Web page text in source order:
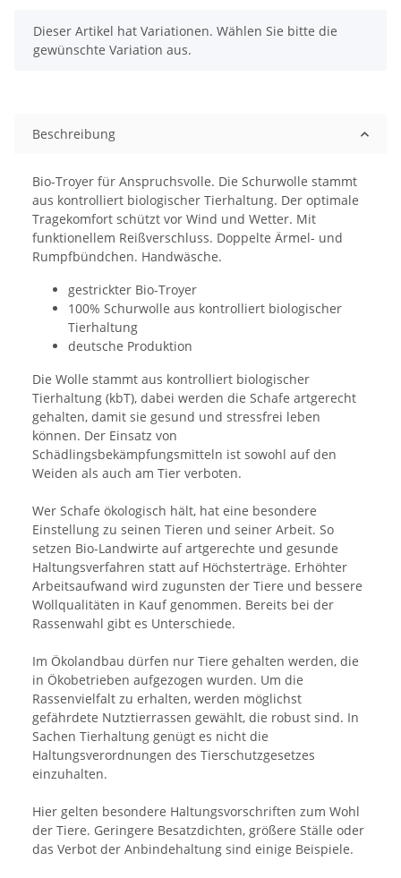
x
Dieser Artikel hat Variationen. Wählen Sie bitte die
gewünschte Variation aus.
Beschreibung
Bio-Troyer für Anspruchsvolle. Die Schurwolle stammt
aus kontrolliert biologischer Tierhaltung. Der optimale
Tragekomfort schützt vor Wind und Wetter. Mit
funktionellem Reißverschluss. Doppelte Ärmel- und
Rumpfbündchen. Handwäsche.
gestrickter Bio-Troyer
100% Schurwolle aus kontrolliert biologischer
Tierhaltung
deutsche Produktion
Die Wolle stammt aus kontrolliert biologischer
Tierhaltung (kbT), dabei werden die Schafe artgerecht
gehalten, damit sie gesund und stressfrei leben
können. Der Einsatz von
Schädlingsbekämpfungsmitteln ist sowohl auf den
Weiden als auch am Tier verboten.
Wer Schafe ökologisch hält, hat eine besondere
Einstellung zu seinen Tieren und seiner Arbeit. So
setzen Bio-Landwirte auf artgerechte und gesunde
Haltungsverfahren statt auf Höchsterträge. Erhöhter
Arbeitsaufwand wird zugunsten der Tiere und bessere
Wollqualitäten in Kauf genommen. Bereits bei der
Rassenwahl gibt es Unterschiede.
Im Ökolandbau dürfen nur Tiere gehalten werden, die
in Ökobetrieben aufgezogen wurden. Um die
Rassenvielfalt zu erhalten, werden möglichst
gefährdete Nutztierrassen gewählt, die robust sind. In
Sachen Tierhaltung genügt es nicht die
Haltungsverordnungen des Tierschutzgesetzes
einzuhalten.
Hier gelten besondere Haltungsvorschriften zum Wohl
der Tiere. Geringere Besatzdichten, größere Ställe oder
das Verbot der Anbindehaltung sind einige Beispiele.